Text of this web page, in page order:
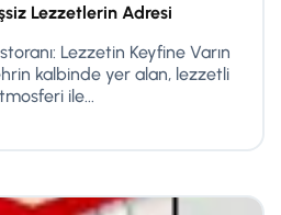
Lezzetlerin Adresi
Lezzetin Keyfine Varın
kalbinde yer alan, lezzetli
ile...